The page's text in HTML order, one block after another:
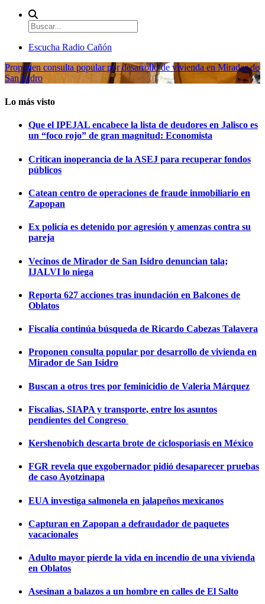
Escucha Radio Cañón
Proponen consulta popular por desarrollo de vivienda en Mirador de
San Isidro
Lo más visto
Que el IPEJAL encabece la lista de deudores en Jalisco es
un “foco rojo” de gran magnitud: Economista
Critican inoperancia de la ASEJ para recuperar fondos
públicos
Catean centro de operaciones de fraude inmobiliario en
Zapopan
Ex policía es detenido por agresión y amenzas contra su
pareja
Vecinos de Mirador de San Isidro denuncian tala;
IJALVI lo niega
Reporta 627 acciones tras inundación en Balcones de
Oblatos
Fiscalía continúa búsqueda de Ricardo Cabezas Talavera
Proponen consulta popular por desarrollo de vivienda en
Mirador de San Isidro
Buscan a otros tres por feminicidio de Valeria Márquez
Fiscalías, SIAPA y transporte, entre los asuntos
pendientes del Congreso
Kershenobich descarta brote de ciclosporiasis en México
FGR revela que exgobernador pidió desaparecer pruebas
de caso Ayotzinapa
EUA investiga salmonela en jalapeños mexicanos
Capturan en Zapopan a defraudador de paquetes
vacacionales
Adulto mayor pierde la vida en incendio de una vivienda
en Oblatos
Asesinan a balazos a un hombre en calles de El Salto